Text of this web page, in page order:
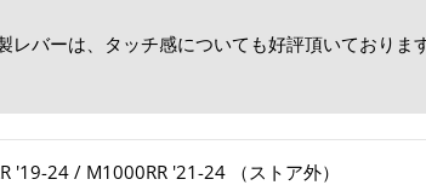
バーは、タッチ感についても好評頂いておりま
'19-24 / M1000RR '21-24